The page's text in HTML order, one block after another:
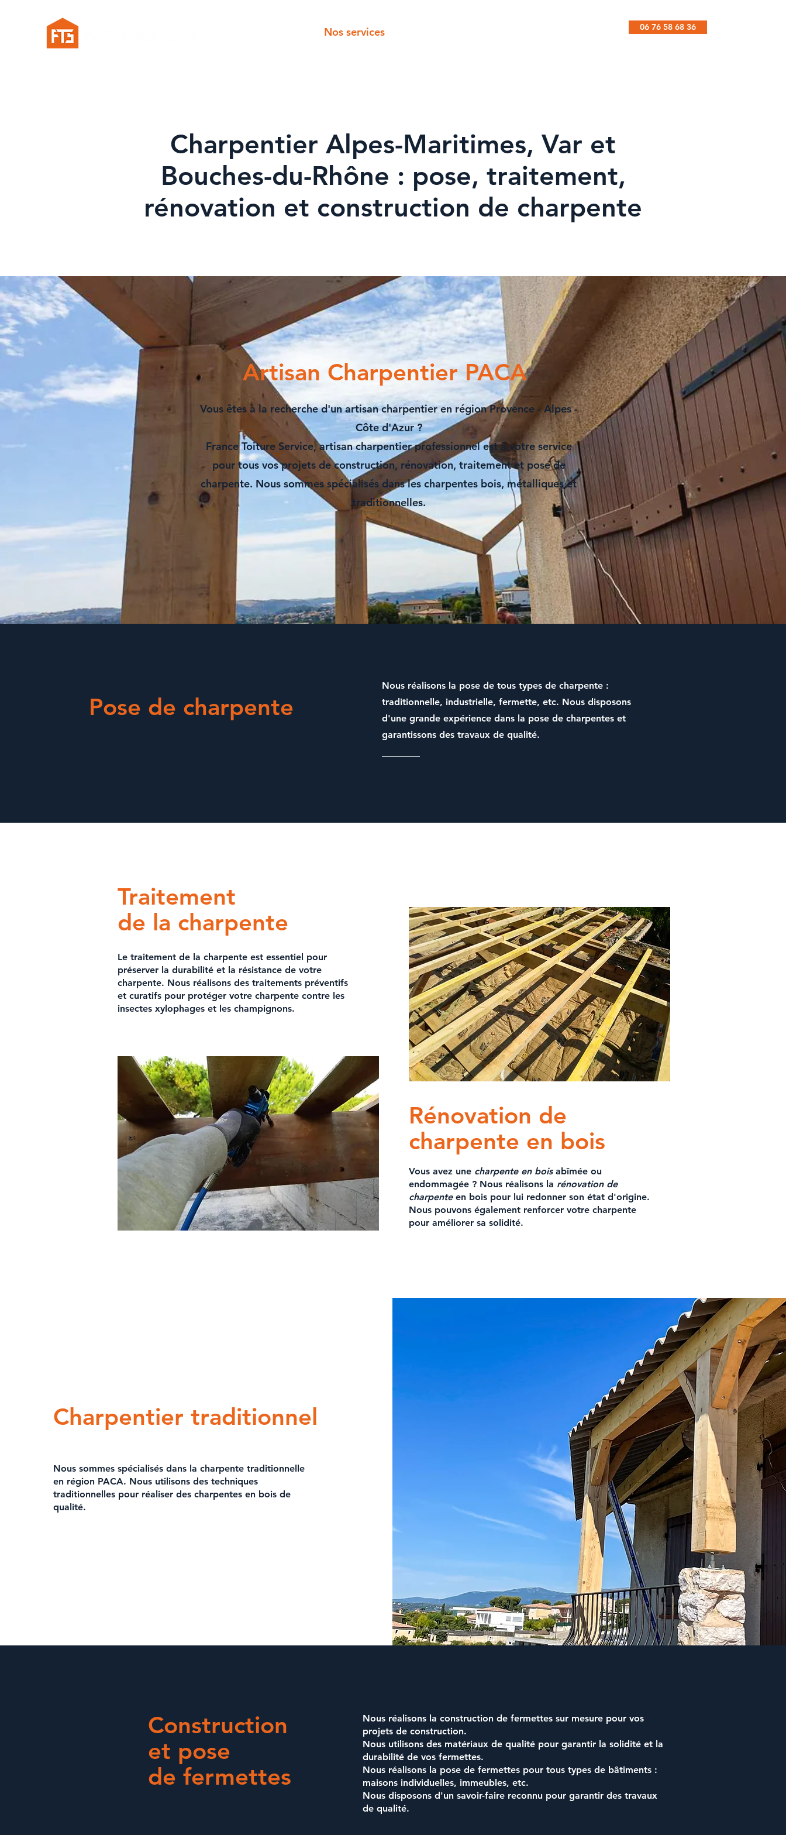
Nos services 06 76 58 68 36
Charpentier Alpes-Maritimes, Var et
Bouches-du-Rhône : pose, traitement,
rénovation et construction de charpente
Artisan Charpentier PACA
Vous êtes à la recherche d'unartisan charpentier en région Provence - Alpes -
Côte d'Azur?
France Toiture Service,artisan charpentierprofessionnel est à votre service
pour tous vos projets deconstruction, rénovation, traitementet pose de
charpente. Nous sommes spécialisés dans les charpentes bois, métalliques et
traditionnelles.
Pose de charpente
Nous réalisons la pose de tous types de charpente :
traditionnelle, industrielle, fermette, etc. Nous disposons
d'une grande expérience dans la pose de charpenteset
garantissons des travaux de qualité.
Traitement
de la charpente
Le traitement de la charpente est essentiel pour
préserver la durabilité et la résistance de votre
charpente. Nous réalisons des traitements préventifs
et curatifs pour protéger votre charpente contre les
insectes xylophages et les champignons.
Rénovation de
charpente en bois
Vous avez une charpente en boisabîmée ou
endommagée ? Nous réalisons la rénovation de
charpenteen bois pour lui redonner son état d'origine.
Nous pouvons également renforcer votre charpente
pour améliorer sa solidité.
Charpentier traditionnel
Nous sommes spécialisés dans la charpente traditionnelle
en région PACA. Nous utilisons des techniques
traditionnelles pour réaliser des charpentes en boisde
qualité.
Construction
et pose
de fermettes
Nous réalisons la construction de fermettes sur mesure pour vos
projets de construction.
Nous utilisons des matériaux de qualité pour garantir la solidité et la
durabilité de vos fermettes.
Nous réalisons la pose de fermettes pour tous types de bâtiments :
maisons individuelles, immeubles, etc.
Nous disposons d'un savoir-faire reconnu pour garantir des travaux
de qualité.